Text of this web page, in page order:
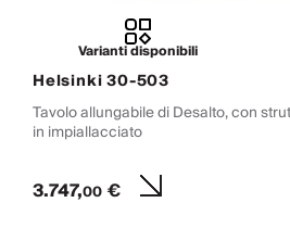
Varianti disponibili
Helsinki 30-503
Tavolo allungabile di Desalto, con
in impiallacciato
3.747,00€